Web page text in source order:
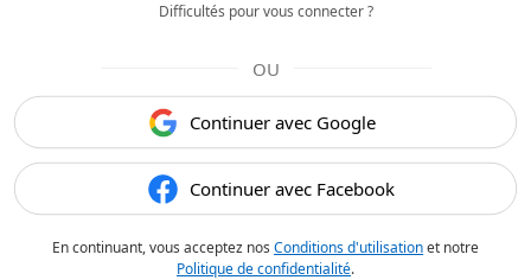
Difficultés pour vous connecter ?
OU
Continuer avec Google
Continuer avec Facebook
En continuant, vous acceptez nos Conditions d'utilisationet notre
Politique de confidentialité.